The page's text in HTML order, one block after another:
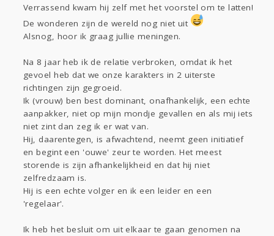
Gevraagd
Horen Doen
Zien
Lezen
Verrassend kwam hij zelf met het voorstel om te latten!
De wonderen zijn de wereld nog niet uit
Alsnog, hoor ik graag jullie meningen.
Na 8 jaar heb ik de relatie verbroken, omdat ik het
gevoel heb dat we onze karakters in 2 uiterste
richtingen zijn gegroeid.
Ik (vrouw) ben best dominant, onafhankelijk, een echte
aanpakker, niet op mijn mondje gevallen en als mij iets
niet zint dan zeg ik er wat van.
Hij, daarentegen, is afwachtend, neemt geen initiatief
en begint een 'ouwe' zeur te worden. Het meest
storende is zijn afhankelijkheid en dat hij niet
zelfredzaam is.
Hij is een echte volger en ik een leider en een
'regelaar'.
Ik heb het besluit om uit elkaar te gaan genomen na